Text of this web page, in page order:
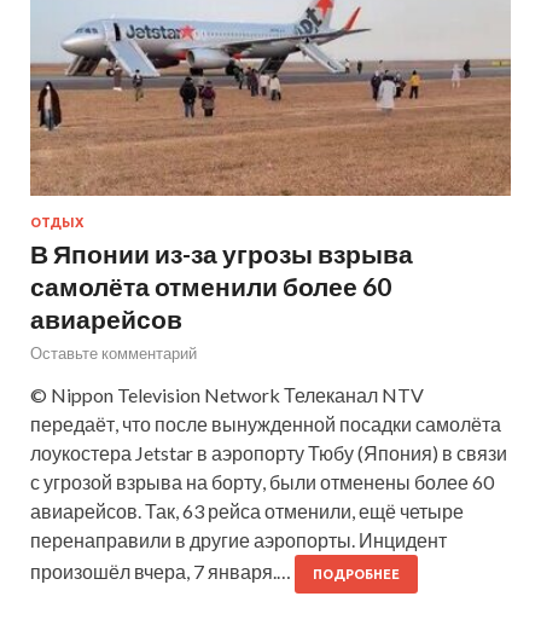
ОТДЫХ
В Японии из-за угрозы взрыва
самолёта отменили более 60
авиарейсов
Оставьте комментарий
© Nippon Television Network Телеканал NTV
передаёт, что после вынужденной посадки самолёта
лоукостера Jetstar в аэропорту Тюбу (Япония) в связи
с угрозой взрыва на борту, были отменены более 60
авиарейсов. Так, 63 рейса отменили, ещё четыре
перенаправили в другие аэропорты. Инцидент
произошёл вчера, 7 января.…
ПОДРОБНЕЕ